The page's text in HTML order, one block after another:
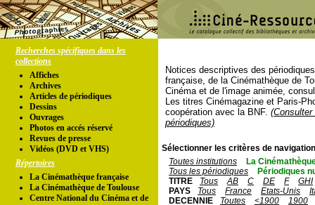
Recherches spécifiques dans les
collections
Affiches
Archives
Articles de périodiques
Dessins
Ouvrages
Photos en accés réservé
Revues de presse
Vidéos (DVD et VHS)
Répertoires
La Cinémathèque française
La Cinémathèque de Toulouse
Centre National du Cinéma et de
Notices descriptives des
française, de la Cinémathèque de
Cinéma et de l'image animée,
Les titres Cinémagazine et Paris-
coopération avec la BNF.
périodiques)
Sélectionner les critères de
Toutes institutions
La
Tous les périodiques
Périodiques
TITRE
Tous AB C DE F
GHI
PAYS
Tous France Etats-Unis
DECENNIE
Toutes <1900
1900